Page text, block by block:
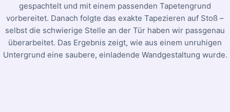
gespachtelt und mit einem passenden Tapetengrund
vorbereitet. Danach folgte das exakte Tapezieren auf Stoß –
selbst die schwierige Stelle an der Tür haben wir passgenau
überarbeitet. Das Ergebnis zeigt, wie aus einem unruhigen
Untergrund eine saubere, einladende Wandgestaltung wurde.